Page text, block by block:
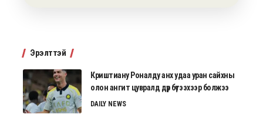
Эрэлттэй
Криштиану Роналду анх удаа уран сайхны
олон ангит цувралд дүр бүтээхээр болжээ
DAILY NEWS